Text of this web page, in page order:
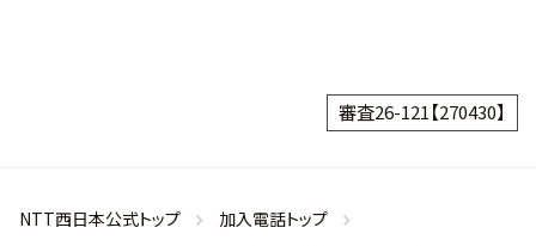
審査26-121【270430】
NTT西日本公式トップ
加入電話トップ